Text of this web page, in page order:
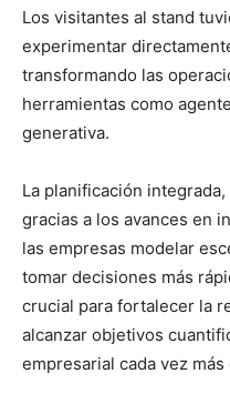
Los visitantes al stand
experimentar
transformando las
herramientas como
generativa.
La planificación
gracias a los avances en
las empresas modelar
tomar decisiones más
crucial para fortalecer la
alcanzar objetivos
empresarial cada vez más